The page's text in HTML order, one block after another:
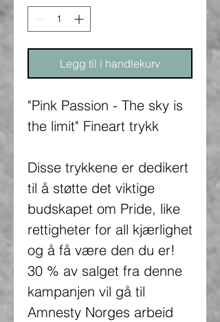
Legg til i handlekurv
"Pink Passion - The sky is
the limit" Fineart trykk
Disse trykkene er dedikert
til å støtte det viktige
budskapet om Pride, like
rettigheter for all kjærlighet
og å få være den du er!
30 % av salget fra denne
kampanjen vil gå til
Amnesty Norges arbeid